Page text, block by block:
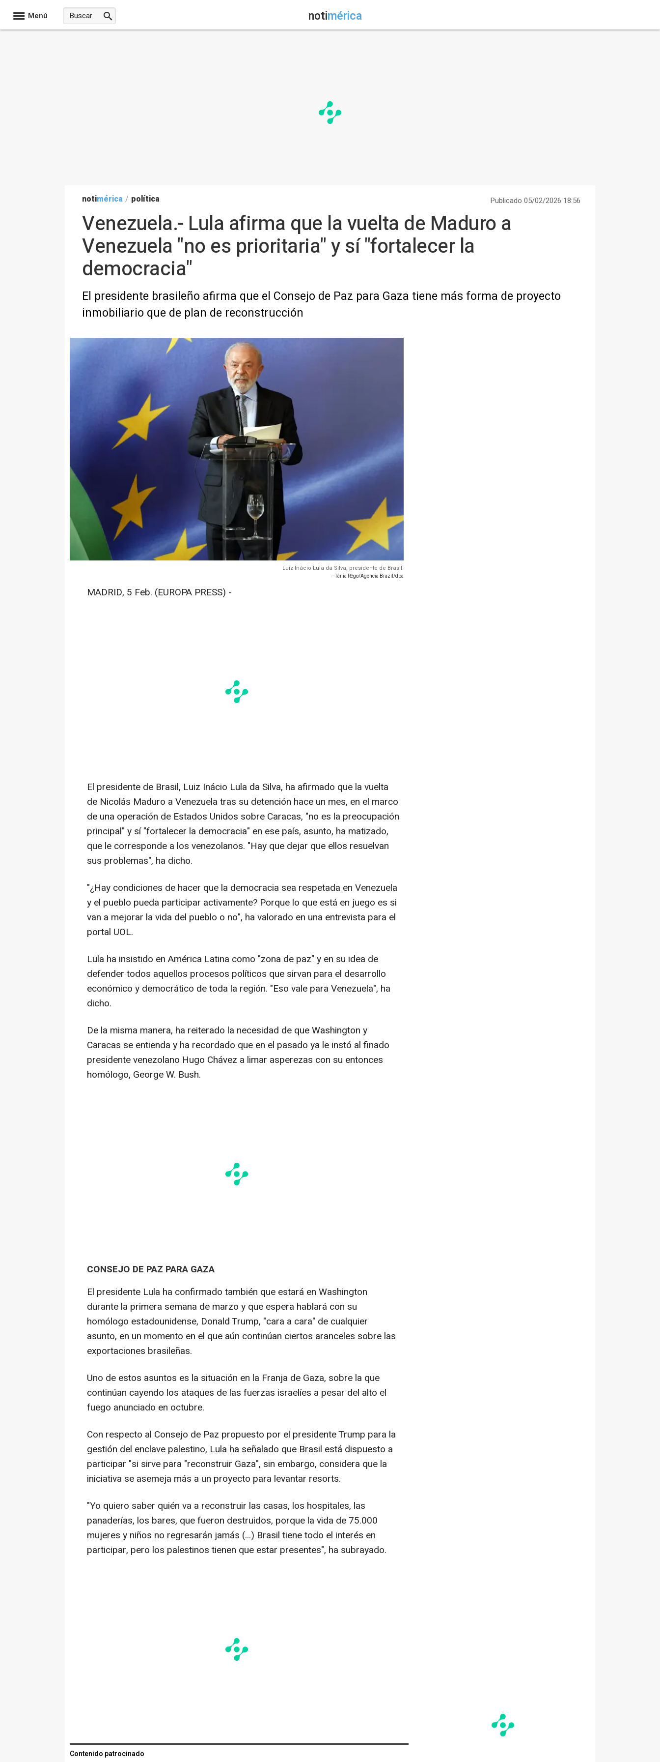
Menú notimérica
notimérica / política Publicado 05/02/2026 18:56
Venezuela.- Lula afirma que la vuelta de Maduro a
Venezuela "no es prioritaria" y sí "fortalecer la
democracia"
El presidente brasileño afirma que el Consejo de Paz para Gaza tiene más forma de proyecto
inmobiliario que de plan de reconstrucción
Luiz Inácio Lula da Silva, presidente de Brasil.
- Tânia Rêgo/Agencia Brazil/dpa
MADRID, 5 Feb. (EUROPA PRESS) -
El presidente de Brasil, Luiz Inácio Lula da Silva, ha afirmado que la vuelta
de Nicolás Maduro a Venezuela tras su detención hace un mes, en el marco
de una operación de Estados Unidos sobre Caracas, "no es la preocupación
principal" y sí "fortalecer la democracia" en ese país, asunto, ha matizado,
que le corresponde a los venezolanos. "Hay que dejar que ellos resuelvan
sus problemas", ha dicho.
"¿Hay condiciones de hacer que la democracia sea respetada en Venezuela
y el pueblo pueda participar activamente? Porque lo que está en juego es si
van a mejorar la vida del pueblo o no", ha valorado en una entrevista para el
portal UOL.
Lula ha insistido en América Latina como "zona de paz" y en su idea de
defender todos aquellos procesos políticos que sirvan para el desarrollo
económico y democrático de toda la región. "Eso vale para Venezuela", ha
dicho.
De la misma manera, ha reiterado la necesidad de que Washington y
Caracas se entienda y ha recordado que en el pasado ya le instó al finado
presidente venezolano Hugo Chávez a limar asperezas con su entonces
homólogo, George W. Bush.
CONSEJO DE PAZ PARA GAZA
El presidente Lula ha confirmado también que estará en Washington
durante la primera semana de marzo y que espera hablará con su
homólogo estadounidense, Donald Trump, "cara a cara" de cualquier
asunto, en un momento en el que aún continúan ciertos aranceles sobre las
exportaciones brasileñas.
Uno de estos asuntos es la situación en la Franja de Gaza, sobre la que
continúan cayendo los ataques de las fuerzas israelíes a pesar del alto el
fuego anunciado en octubre.
Con respecto al Consejo de Paz propuesto por el presidente Trump para la
gestión del enclave palestino, Lula ha señalado que Brasil está dispuesto a
participar "si sirve para "reconstruir Gaza", sin embargo, considera que la
iniciativa se asemeja más a un proyecto para levantar resorts.
"Yo quiero saber quién va a reconstruir las casas, los hospitales, las
panaderías, los bares, que fueron destruidos, porque la vida de 75.000
mujeres y niños no regresarán jamás (...) Brasil tiene todo el interés en
participar, pero los palestinos tienen que estar presentes", ha subrayado.
Contenido patrocinado